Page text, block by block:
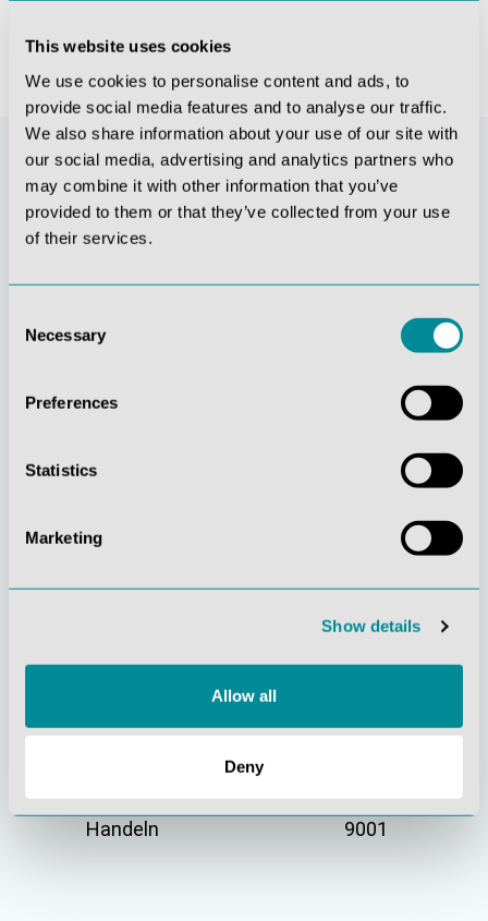
This website uses cookies
We use cookies to personalise content and ads, to
provide social media features and to analyse our traffic.
We also share information about your use of our site with
our social media, advertising and analytics partners who
may combine it with other information that you’ve
provided to them or that they’ve collected from your use
of their services.
Selection
Necessary
Preferences
Statistics
Marketing
Show details
Allow all
Deny
Innovationskraft
Verantwortung
Gelebte
Verständnis für
Nachhaltiges
Handeln
Zertifizierung ISO
9001